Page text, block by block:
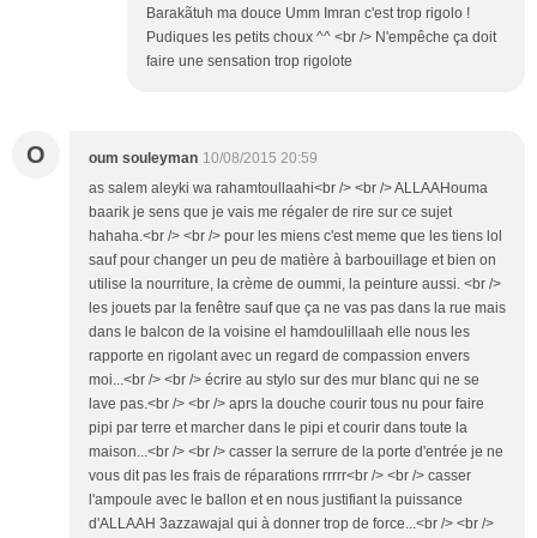
Barakãtuh ma douce Umm Imran c'est trop rigolo !
Pudiques les petits choux ^^ <br /> N'empêche ça doit
faire une sensation trop rigolote
O oum souleyman 10/08/2015 20:59
as salem aleyki wa rahamtoullaahi<br /> <br /> ALLAAHouma
baarik je sens que je vais me régaler de rire sur ce sujet
hahaha.<br /> <br /> pour les miens c'est meme que les tiens lol
sauf pour changer un peu de matière à barbouillage et bien on
utilise la nourriture, la crème de oummi, la peinture aussi. <br />
les jouets par la fenêtre sauf que ça ne vas pas dans la rue mais
dans le balcon de la voisine el hamdoulillaah elle nous les
rapporte en rigolant avec un regard de compassion envers
moi...<br /> <br /> écrire au stylo sur des mur blanc qui ne se
lave pas.<br /> <br /> aprs la douche courir tous nu pour faire
pipi par terre et marcher dans le pipi et courir dans toute la
maison...<br /> <br /> casser la serrure de la porte d'entrée je ne
vous dit pas les frais de réparations rrrrr<br /> <br /> casser
l'ampoule avec le ballon et en nous justifiant la puissance
d'ALLAAH 3azzawajal qui à donner trop de force...<br /> <br />